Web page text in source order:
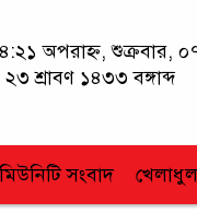
অপরাহ্ন, শুক্রবার,
শ্রাবণ ১৪৩৩ বঙ্গাব্দ
সংবাদ